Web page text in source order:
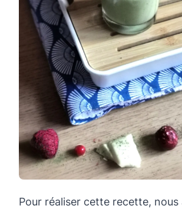
Pour réaliser cette recette, nous